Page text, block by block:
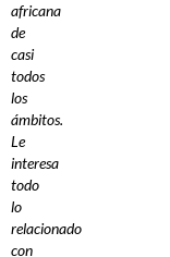
africana
de
casi
todos
los
ámbitos.
Le
interesa
todo
lo
relacionado
con